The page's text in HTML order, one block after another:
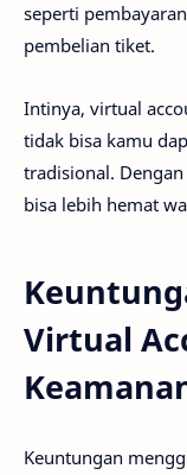
seperti
pembelian tiket.
Intinya, virtual
tidak bisa kamu
tradisional.
bisa lebih hemat
Virtual
Keuntungan